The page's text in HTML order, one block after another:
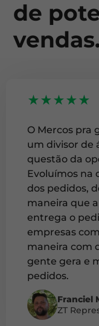
de
vendas.
★★★★★
O Mercos pra
um divisor de
questão da
Evoluímos na
dos pedidos,
maneira que
entrega o
empresas
maneira com
gente gera e
pedidos.
Franciel
ZT